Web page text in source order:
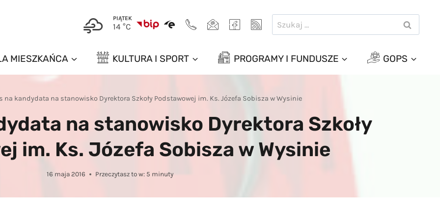
PIĄTEK
14 °C
Szukaj:
MIESZKAŃCA KULTURA I SPORT PROGRAMY I FUNDUSZE GOPS
na kandydata na stanowisko Dyrektora Szkoły Podstawowej im. Ks. Józefa Sobisza w Wysinie
na stanowisko Dyrektora Szkoły
im. Ks. Józefa Sobisza w Wysinie
16 maja 2016 Przeczytasz to w: 5 minuty